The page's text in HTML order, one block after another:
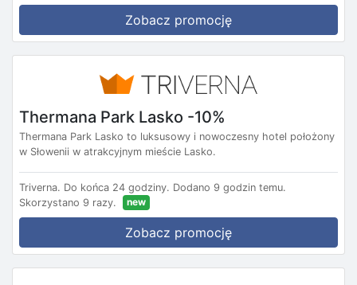
Zobacz promocję
Thermana Park Lasko -10%
Thermana Park Lasko to luksusowy i nowoczesny hotel położony
w Słowenii w atrakcyjnym mieście Lasko.
Triverna. Do końca 24 godziny. Dodano 9 godzin temu.
Skorzystano 9 razy.
new
Zobacz promocję